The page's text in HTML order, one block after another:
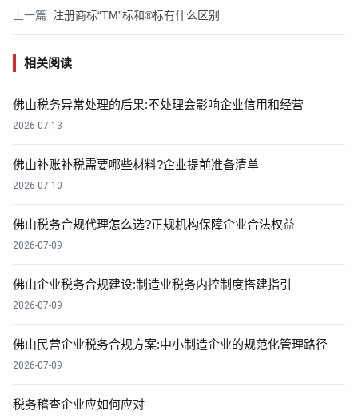
上一篇 注册商标“TM”标和®标有什么区别
相关阅读
佛山税务异常处理的后果:不处理会影响企业信用和经营
2026-07-13
佛山补账补税需要哪些材料?企业提前准备清单
2026-07-10
佛山税务合规代理怎么选?正规机构保障企业合法权益
2026-07-09
佛山企业税务合规建设:制造业税务内控制度搭建指引
2026-07-09
佛山民营企业税务合规方案:中小制造企业的规范化管理路径
2026-07-09
税务稽查企业应如何应对